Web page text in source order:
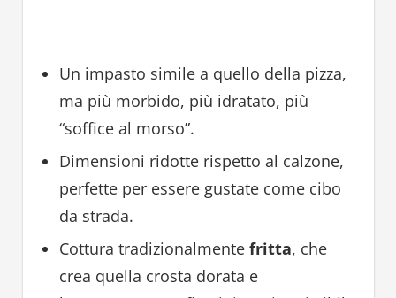
Un impasto simile a quello della pizza,
ma più morbido, più idratato, più
“soffice al morso”.
Dimensioni ridotte rispetto al calzone,
perfette per essere gustate come cibo
da strada.
Cottura tradizionalmente fritta, che
crea quella crosta dorata e